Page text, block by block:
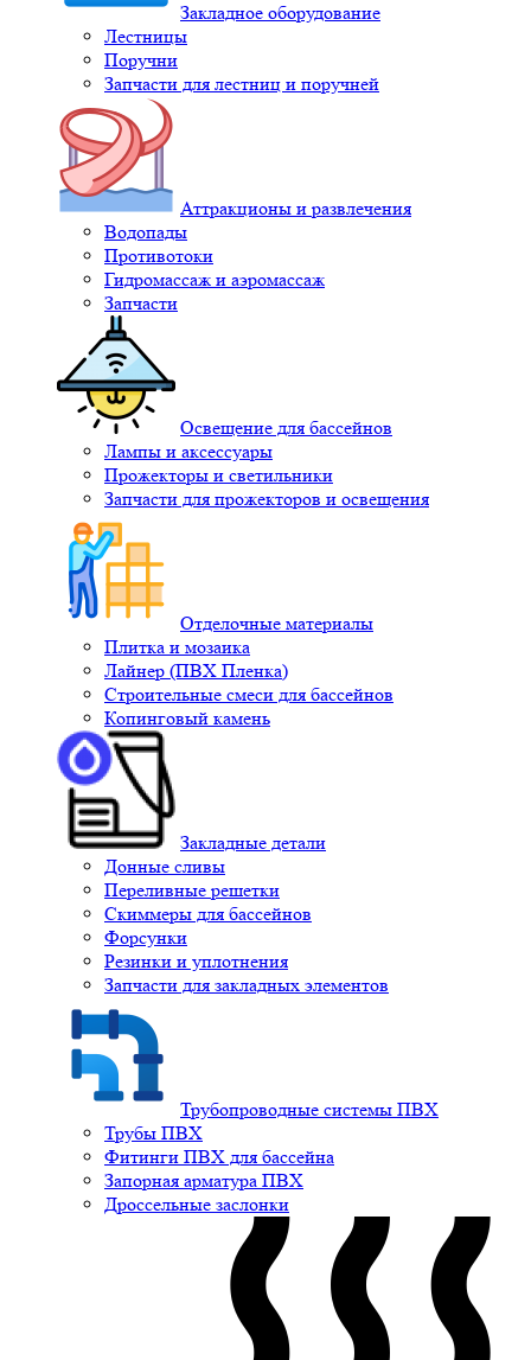
Закладное оборудование
Лестницы
Поручни
Запчасти для лестниц и поручней
Аттракционы и развлечения
Водопады
Противотоки
Гидромассаж и аэромассаж
Запчасти
Освещение для бассейнов
Лампы и аксессуары
Прожекторы и светильники
Запчасти для прожекторов и освещения
Отделочные материалы
Плитка и мозаика
Лайнер (ПВХ Пленка)
Строительные смеси для бассейнов
Копинговый камень
Закладные детали
Донные сливы
Переливные решетки
Скиммеры для бассейнов
Форсунки
Резинки и уплотнения
Запчасти для закладных элементов
Трубопроводные системы ПВХ
Трубы ПВХ
Фитинги ПВХ для бассейна
Запорная арматура ПВХ
Дроссельные заслонки